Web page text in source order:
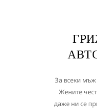
За всеки
Жените
даже ни се